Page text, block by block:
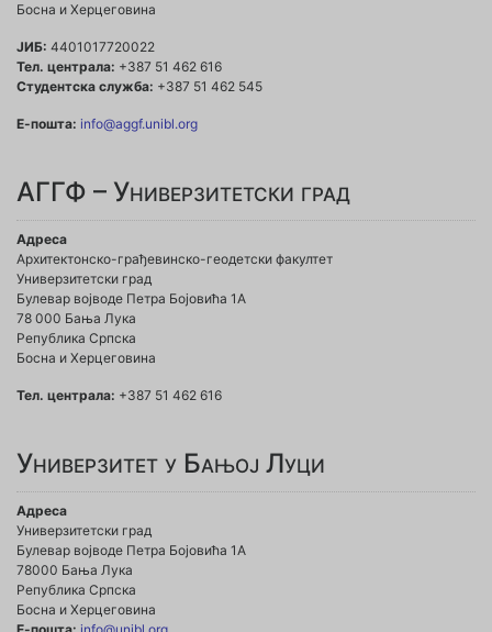
Босна и Херцеговина
ЈИБ: 4401017720022
Тел. централа: +387 51 462 616
Студентска служба: +387 51 462 545
Е-пошта: info@aggf.unibl.org
АГГФ – Универзитетски град
Адреса
Архитектонско-грађевинско-геодетски факултет
Универзитетски град
Булевар војводе Петра Бојовића 1A
78 000 Бања Лука
Република Српска
Босна и Херцеговина
Тел. централа: +387 51 462 616
Универзитет у Бањој Луци
Адреса
Универзитетски град
Булевар војводе Петра Бојовића 1А
78000 Бања Лука
Република Српска
Босна и Херцеговина